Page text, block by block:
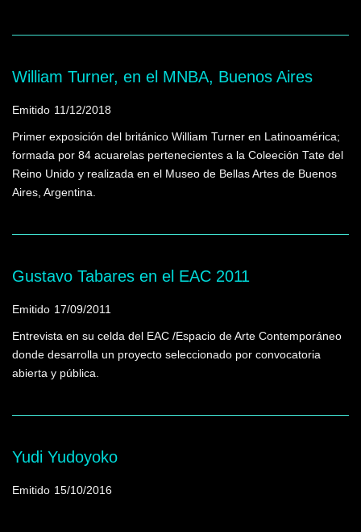
William Turner, en el MNBA, Buenos Aires
Emitido 11/12/2018
Primer exposición del británico William Turner en Latinoamérica;
formada por 84 acuarelas pertenecientes a la Coleeción Tate del
Reino Unido y realizada en el Museo de Bellas Artes de Buenos
Aires, Argentina.
Gustavo Tabares en el EAC 2011
Emitido 17/09/2011
Entrevista en su celda del EAC /Espacio de Arte Contemporáneo
donde desarrolla un proyecto seleccionado por convocatoria
abierta y pública.
Yudi Yudoyoko
Emitido 15/10/2016